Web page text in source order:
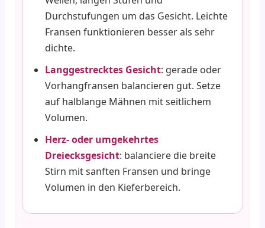
Durchstufungen um das Gesicht. Leichte
Fransen funktionieren besser als sehr
dichte.
Langgestrecktes Gesicht: gerade oder
Vorhangfransen balancieren gut. Setze
auf halblange Mähnen mit seitlichem
Volumen.
Herz- oder umgekehrtes
Dreiecksgesicht: balanciere die breite
Stirn mit sanften Fransen und bringe
Volumen in den Kieferbereich.